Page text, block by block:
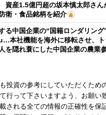
産1.5億円超の坂本慎太郎さん
衛・食品銘柄を紹介
る中国企業の“国籍ロンダリン
本社機能を海外に移転させ、
を隠れ蓑にした中国企業の農業
投資の参考にしていただくため
行って下さいますよう、お願い
される全ての情報の正確性を保